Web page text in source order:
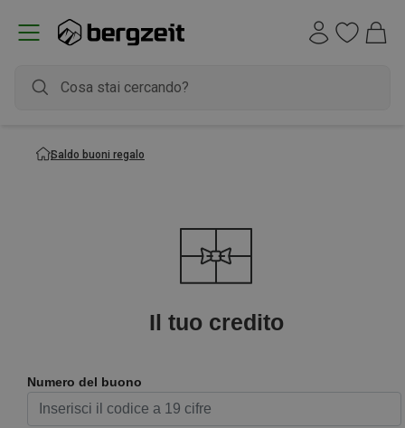
Saldo buoni regalo